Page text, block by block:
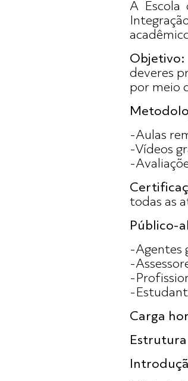
A Escola
Objetivo:
deveres
por meio
-Aulas
-Vídeos
-
todas as
Público-
-Agentes
-
-
-
Carga